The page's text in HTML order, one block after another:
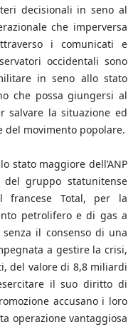
decisionali in seno al
che imperversa
i comunicati e
occidentali sono
in seno allo stato
che possa giungersi al
salvare la situazione ed
del movimento popolare.
stato maggiore dell’ANP
del gruppo statunitense
francese Total, per la
petrolifero e di gas a
il consenso di una
a gestire la crisi,
del valore di 8,8 miliardi
il suo diritto di
accusano i loro
operazione vantaggiosa